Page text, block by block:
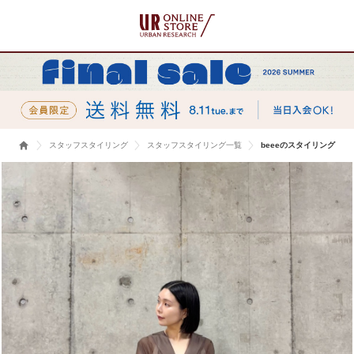
スタッフスタイリング スタッフスタイリング一覧 beeeのスタイリング